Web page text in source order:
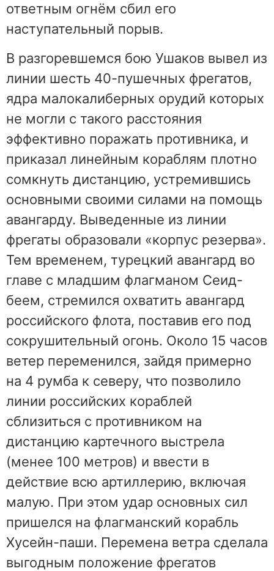
ответным огнём сбил его
наступательный порыв.
В разгоревшемся бою Ушаков вывел из
линии шесть 40-пушечных фрегатов,
ядра малокалиберных орудий которых
не могли с такого расстояния
эффективно поражать противника, и
приказал линейным кораблям плотно
сомкнуть дистанцию, устремившись
основными своими силами на помощь
авангарду. Выведенные из линии
фрегаты образовали «корпус резерва».
Тем временем, турецкий авангард во
главе с младшим флагманом Сеид-
беем, стремился охватить авангард
российского флота, поставив его под
сокрушительный огонь. Около 15 часов
ветер переменился, зайдя примерно
на 4 румба к северу, что позволило
линии российских кораблей
сблизиться с противником на
дистанцию картечного выстрела
(менее 100 метров) и ввести в
действие всю артиллерию, включая
малую. При этом удар основных сил
пришелся на флагманский корабль
Хусейн-паши. Перемена ветра сделала
выгодным положение фрегатов